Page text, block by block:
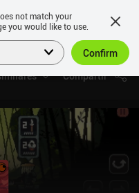
Compartir
not match your
you would like to use.
Confirm